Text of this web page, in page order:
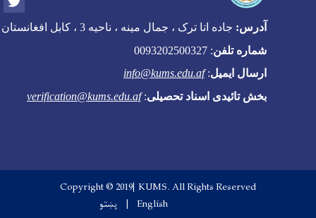
آدرس: جاده اتا ترک ، جمال مینه ، ناحیه 3 ، کابل افغانستان
شماره تلفن:
ارسال ایمیل:
info@kums.edu.af
بخش تائیدی اسناد تحصیلی:
verification@kums.edu.af
Copyright © 2019| KUMS. All Rights Reserved
English
پښتو